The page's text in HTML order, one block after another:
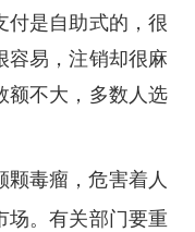
付是自助式的，很
容易，注销却很麻
额不大，多数人选
颗毒瘤，危害着人
场。有关部门要重